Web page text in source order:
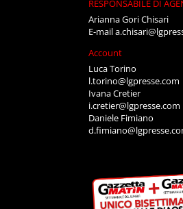
RESPONSABILE DI
Arianna Gori Chisari
E-mail
Account
Luca Torino
l.torino@lgpresse.com
Ivana Cretier
i.cretier@lgpresse.com
Daniele Fimiano